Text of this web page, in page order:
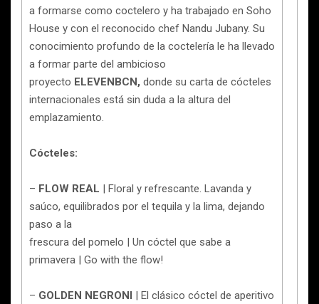
a formarse como coctelero y ha trabajado en Soho
House y con el reconocido chef Nandu Jubany. Su
conocimiento profundo de la coctelería le ha llevado
a formar parte del ambicioso
proyecto ELEVENBCN, donde su carta de cócteles
internacionales está sin duda a la altura del
emplazamiento.
Cócteles:
– FLOW REAL | Floral y refrescante. Lavanda y
saúco, equilibrados por el tequila y la lima, dejando
paso a la
frescura del pomelo | Un cóctel que sabe a
primavera | Go with the flow!
– GOLDEN NEGRONI | El clásico cóctel de aperitivo